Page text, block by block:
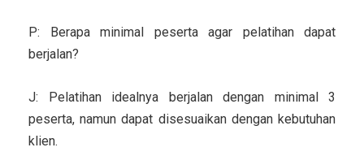
P: Berapa minimal peserta agar pelatihan dapat
berjalan?
J: Pelatihan idealnya berjalan dengan minimal 3
peserta, namun dapat disesuaikan dengan kebutuhan
klien.